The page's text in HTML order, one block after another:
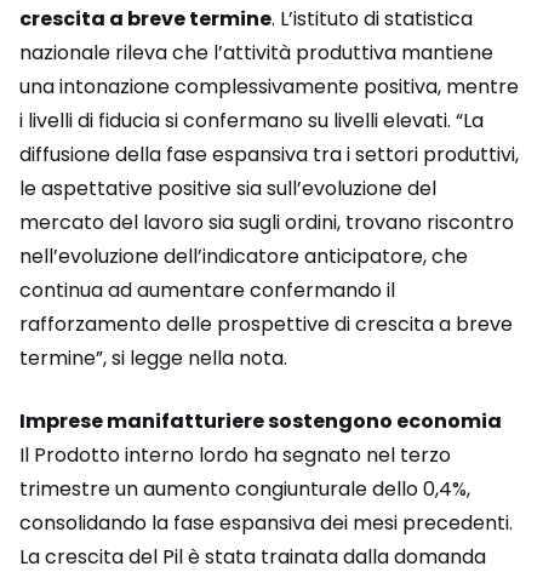
crescita a breve termine. L’istituto di statistica
nazionale rileva che l’attività produttiva mantiene
una intonazione complessivamente positiva, mentre
i livelli di fiducia si confermano su livelli elevati. “La
diffusione della fase espansiva tra i settori produttivi,
le aspettative positive sia sull’evoluzione del
mercato del lavoro sia sugli ordini, trovano riscontro
nell’evoluzione dell’indicatore anticipatore, che
continua ad aumentare confermando il
rafforzamento delle prospettive di crescita a breve
termine”, si legge nella nota.
Imprese manifatturiere sostengono economia
Il Prodotto interno lordo ha segnato nel terzo
trimestre un aumento congiunturale dello 0,4%,
consolidando la fase espansiva dei mesi precedenti.
La crescita del Pil è stata trainata dalla domanda